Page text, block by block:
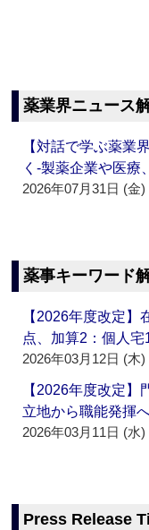
薬業界ニュース
【対話で学ぶ薬業
く‐製薬企業や医
2026年07月31日 (金)
薬事キーワード
【2026年度改定
点、加算2：個人
2026年03月12日 (木)
【2026年度改定
立地から職能発揮
2026年03月11日 (水)
Press Release